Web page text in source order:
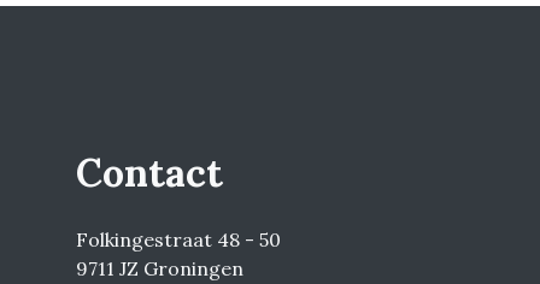
Contact
Folkingestraat 48 - 50
9711 JZ Groningen